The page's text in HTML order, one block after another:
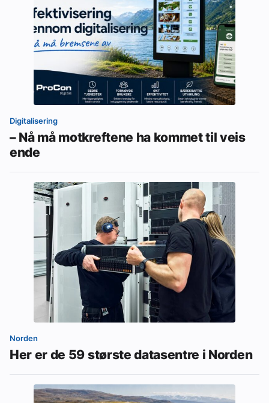
Digitalisering
– Nå må motkreftene ha kommet til veis
ende
Norden
Her er de 59 største datasentre i Norden